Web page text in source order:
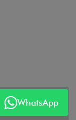
WhatsApp